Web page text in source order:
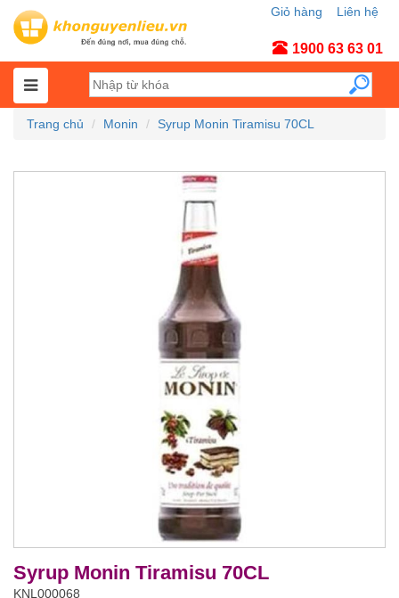
Liên hệ
Giỏ hàng
1900 63 63 01
Trang chủ Monin Syrup Monin Tiramisu 70CL
Syrup Monin Tiramisu 70CL
KNL000068